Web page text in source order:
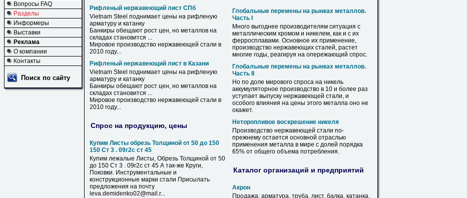
Вопросы FAQ
Разделы
Информеры
Выставки
Реклама
О компании
Контакты
Поиск по сайту
Рифленый нержавеющий лист СПб
Vietnam Steel поднимает цены на рифленую
арматуру и катанку
Банкиры обещают рост цен, но металлов на
складах становится ...
Мировое производство нержавеющей стали в
2010 году...
Рифленый нержавеющий лист в Казани
Vietnam Steel поднимает цены на рифленую
арматуру и катанку
Банкиры обещают рост цен, но металлов на
складах становится ...
Мировое производство нержавеющей стали в
2010 году...
Спрос на продукцию, цены
Купим Листы обрезь Толщиной от 50 до 150
150 Ст 3 . 09г2с ст 45
Купим лежалые Листы, Обрезь Толщиной от 50
до 150 Ст 3 . 09г2с ст 45 А так-же Круги,
Поковки. Инструментальные и
конструкционные марки стали Присылать
предложения на почту
leva.demidenko02@mail.r...
Глобальные перемены на рынках металлов.
Часть I
Много выгоднее производителям ситуация с
металлическим хромом и никелем, как и с их
ферросплавами. Основное их применение,
производство нержавеющих сталей, растет
многие годы, реагируя на опережающий спрос.
Глобальные перемены на рынках металлов.
Часть II
Но по доле мирового спроса на никель
аккумуляторное производство в 10 и более раз
уступает выпуску нержавеющей стали, и
особого влияния на цены этого металла оно не
окажет.
Неторопливое воскрешение никеля
Производство нержавеющей стали по-
прежнему остается основной отраслью
применения металла в мире с долей порядка
65% от общего объема потребления.
Каталог организаций и предприятий
Акрон
Продажа: арматура, труба, лист, балка, катанка,